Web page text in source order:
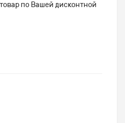
по Вашей дисконтной